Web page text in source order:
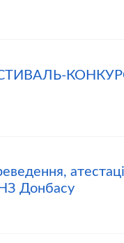
Донбасу